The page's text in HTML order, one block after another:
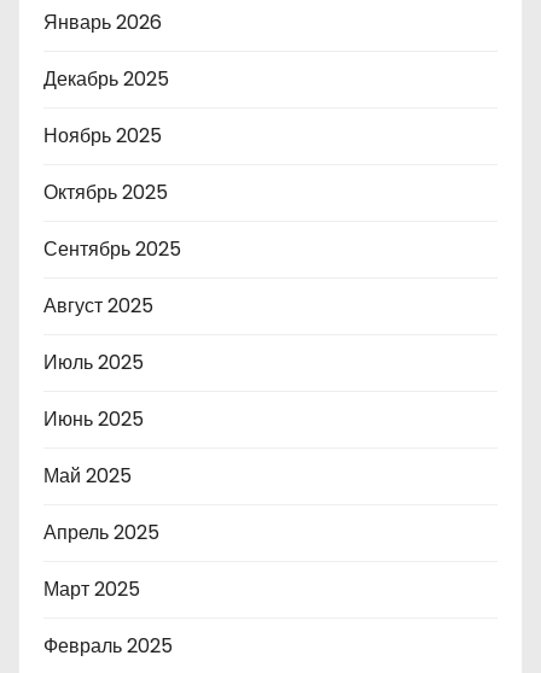
Январь 2026
Декабрь 2025
Ноябрь 2025
Октябрь 2025
Сентябрь 2025
Август 2025
Июль 2025
Июнь 2025
Май 2025
Апрель 2025
Март 2025
Февраль 2025